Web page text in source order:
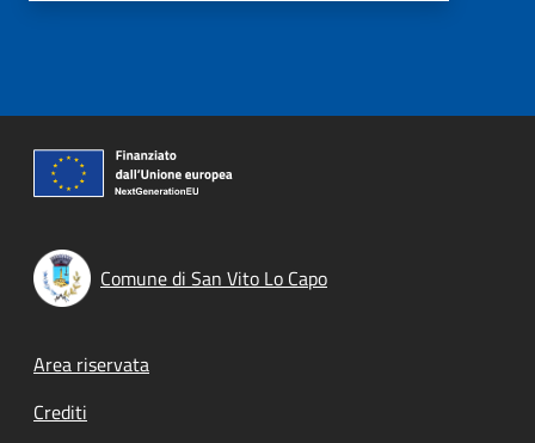
Comune di San Vito Lo Capo
Footer menu
Area riservata
Crediti